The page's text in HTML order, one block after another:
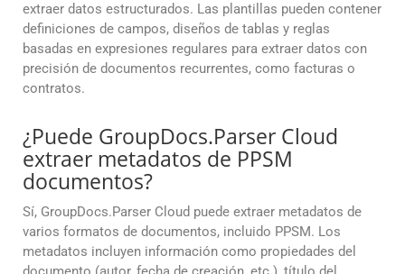
extraer datos estructurados. Las plantillas pueden contener
definiciones de campos, diseños de tablas y reglas
basadas en expresiones regulares para extraer datos con
precisión de documentos recurrentes, como facturas o
contratos.
¿Puede GroupDocs.Parser Cloud
extraer metadatos de PPSM
documentos?
Sí, GroupDocs.Parser Cloud puede extraer metadatos de
varios formatos de documentos, incluido PPSM. Los
metadatos incluyen información como propiedades del